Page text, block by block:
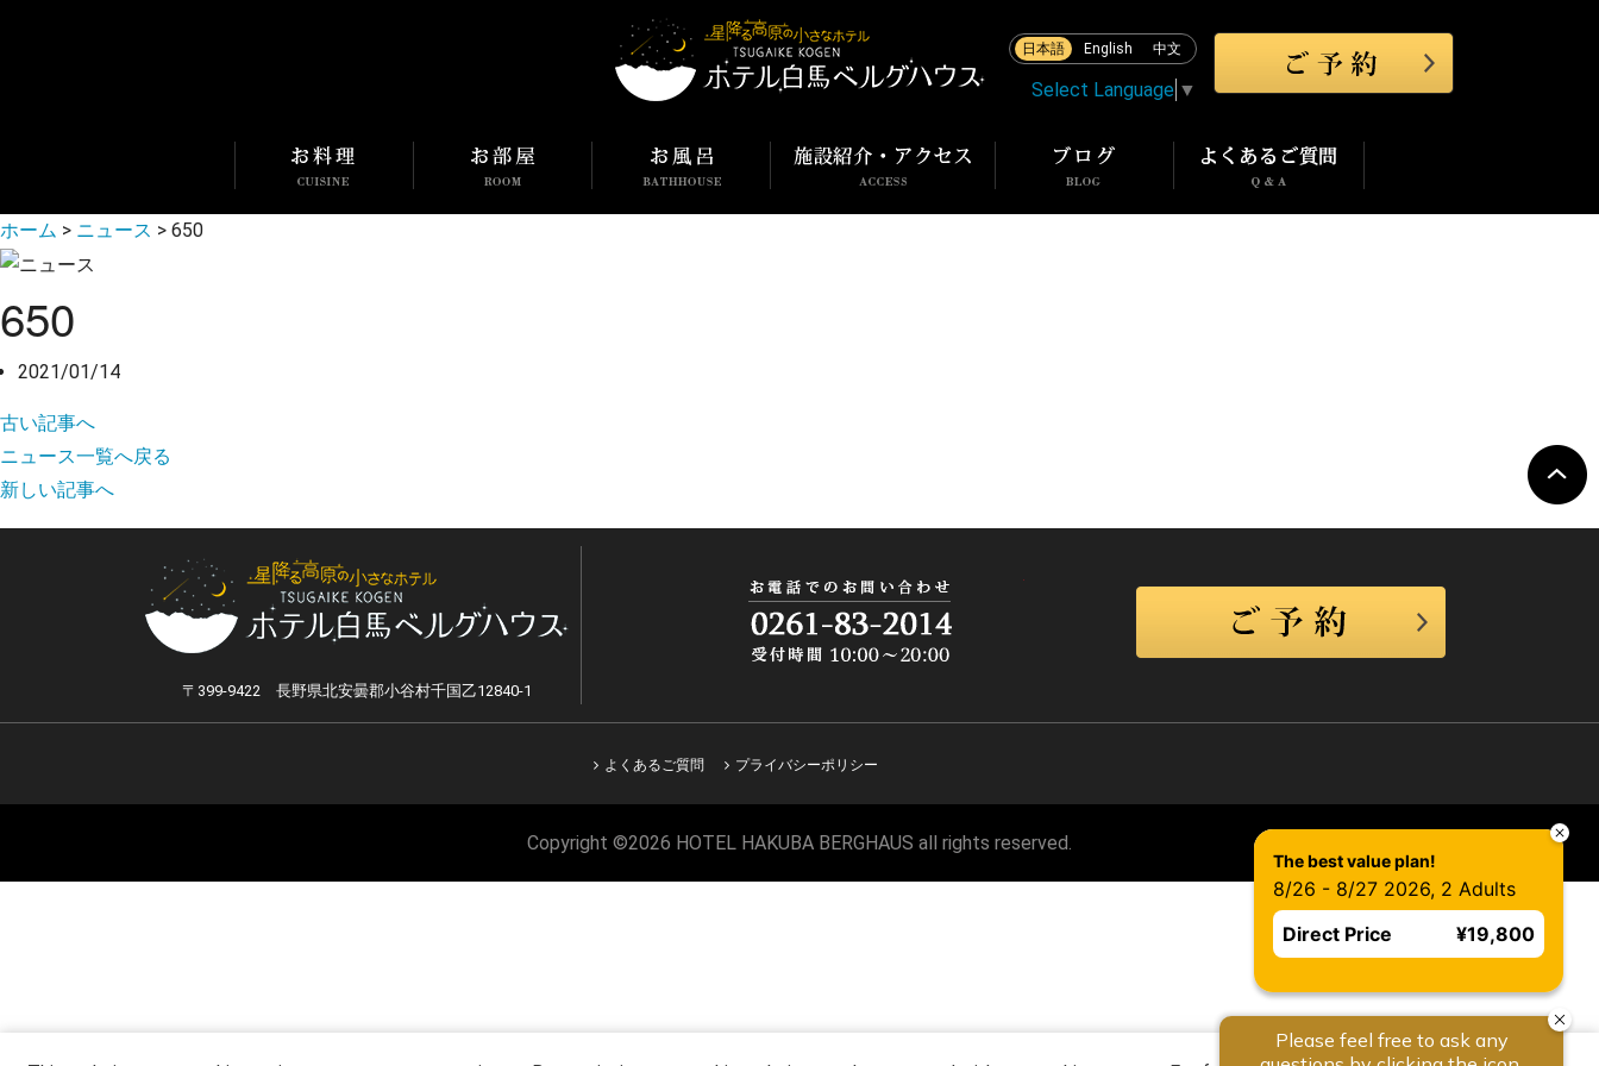
日本語 English 中文
Select Language ▼
ホーム > ニュース > 650
650
2021/01/14
古い記事へ
ニュース一覧へ戻る
新しい記事へ
〒399-9422 長野県北安曇郡小谷村千国乙12840-1
よくあるご質問 プライバシーポリシー
Copyright ©2026 HOTEL HAKUBA BERGHAUS all rights reserved.
The best value plan!
8/26 - 8/27 2026, 2 Adults
Direct Price
¥19,800